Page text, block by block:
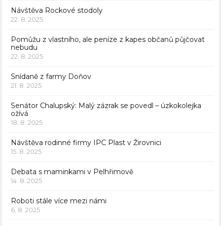
Návštěva Rockové stodoly
22. 8. 2025
Pomůžu z vlastního, ale peníze z kapes občanů půjčovat
nebudu
22. 8. 2025
Snídaně z farmy Doňov
21. 8. 2025
Senátor Chalupský: Malý zázrak se povedl – úzkokolejka
ožívá
18. 8. 2025
Návštěva rodinné firmy IPC Plast v Žirovnici
15. 8. 2025
Debata s maminkami v Pelhřimově
14. 8. 2025
Roboti stále více mezi námi
6. 8. 2025